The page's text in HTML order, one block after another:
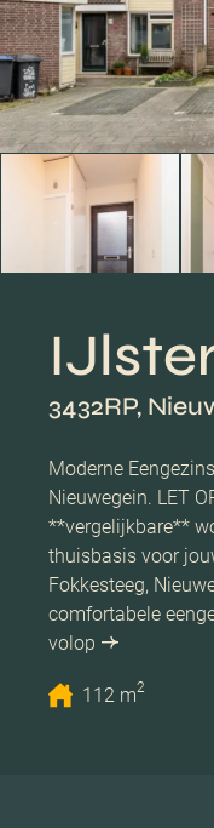
3432RP,
Moderne
Nieuwegein. LET
**vergelijkbare**
thuisbasis voor
Fokkesteeg,
comfortabele
volop
112 m2